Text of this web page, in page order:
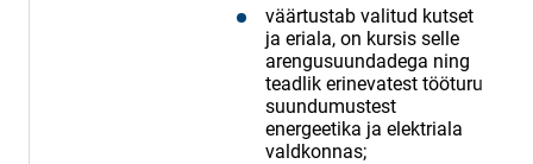
väärtustab valitud kutset
ja eriala, on kursis selle
arengusuundadega ning
teadlik erinevatest tööturu
suundumustest
energeetika ja elektriala
valdkonnas;